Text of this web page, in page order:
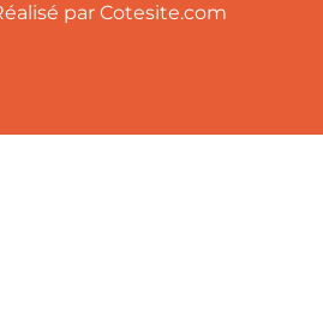
par Cotesite.com